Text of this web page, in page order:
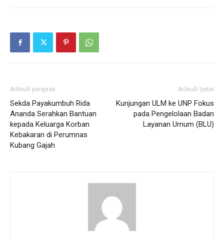
Artikulli paraprak
Sekda Payakumbuh Rida
Ananda Serahkan Bantuan
kepada Keluarga Korban
Kebakaran di Perumnas
Kubang Gajah
Artikulli tjetër
Kunjungan ULM ke UNP Fokus
pada Pengelolaan Badan
Layanan Umum (BLU)